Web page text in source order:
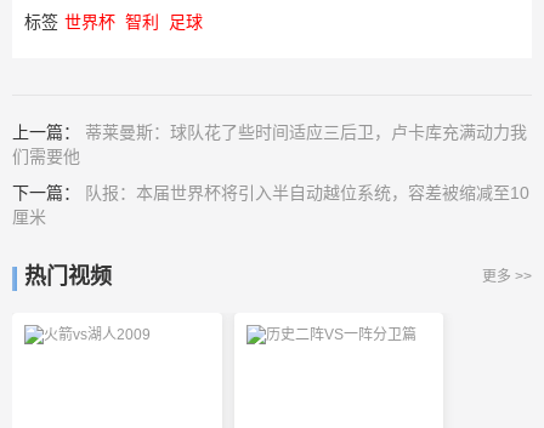
标签 世界杯 智利 足球
上一篇： 蒂莱曼斯：球队花了些时间适应三后卫，卢卡库充满动力我
们需要他
下一篇：
队报：本届世界杯将引入半自动越位系统，容差被缩减至10
厘米
热门视频 更多 >>